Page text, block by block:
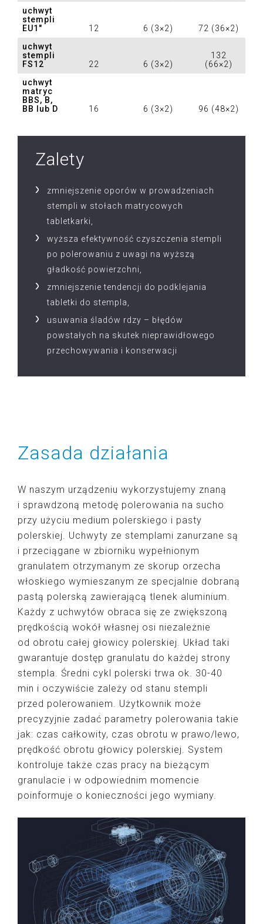
uchwyt
stempli
EU1″
12 6 (3×2)
72 (36×2)
uchwyt
stempli
FS12
22 6 (3×2)
132
(66×2)
uchwyt
matryc
BBS, B,
BB lub D
16 6 (3×2) 96 (48×2)
Zalety
zmniejszenie oporów w prowadzeniach
stempli w stołach matrycowych
tabletkarki,
wyższa efektywność czyszczenia stempli
po polerowaniu z uwagi na wyższą
gładkość powierzchni,
zmniejszenie tendencji do podklejania
tabletki do stempla,
usuwania śladów rdzy – błędów
powstałych na skutek nieprawidłowego
przechowywania i konserwacji
Zasada działania
W naszym urządzeniu wykorzystujemy znaną
i sprawdzoną metodę polerowania na sucho
przy użyciu medium polerskiego i pasty
polerskiej. Uchwyty ze stemplami zanurzane są
i przeciągane w zbiorniku wypełnionym
granulatem otrzymanym ze skorup orzecha
włoskiego wymieszanym ze specjalnie dobraną
pastą polerską zawierającą tlenek aluminium.
Każdy z uchwytów obraca się ze zwiększoną
prędkością wokół własnej osi niezależnie
od obrotu całej głowicy polerskiej. Układ taki
gwarantuje dostęp granulatu do każdej strony
stempla. Średni cykl polerski trwa ok. 30-40
min i oczywiście zależy od stanu stempli
przed polerowaniem. Użytkownik może
precyzyjnie zadać parametry polerowania takie
jak: czas całkowity, czas obrotu w prawo/lewo,
prędkość obrotu głowicy polerskiej. System
kontroluje także czas pracy na bieżącym
granulacie i w odpowiednim momencie
poinformuje o konieczności jego wymiany.